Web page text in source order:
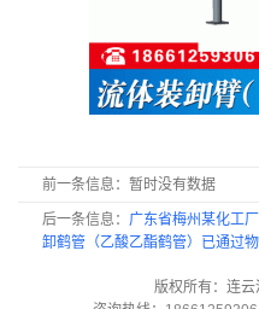
前一条信息：暂时没有数据
后一条信息： 广东省梅州某化工
卸鹤管（乙酸乙酯鹤管）已通过
版权所有：连云